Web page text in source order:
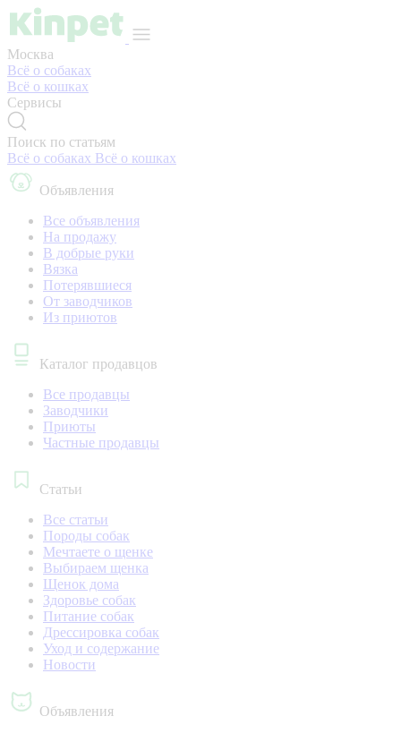
Москва
Всё о собаках
Всё о кошках
Сервисы
Поиск по статьям
Всё о собаках Всё о кошках
Объявления
Все объявления
На продажу
В добрые руки
Вязка
Потерявшиеся
От заводчиков
Из приютов
Каталог продавцов
Все продавцы
Заводчики
Приюты
Частные продавцы
Статьи
Все статьи
Породы собак
Мечтаете о щенке
Выбираем щенка
Щенок дома
Здоровье собак
Питание собак
Дрессировка собак
Уход и содержание
Новости
Объявления